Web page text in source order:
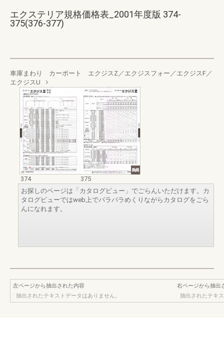
エクステリア規格価格表_2001年度版 374-
375(376-377)
車庫まわり カーポート エクジスZ／エクジスフォー／エクジスF／
エクジスU
374
375
お探しのページは「カタログビュー」でごらんいただけます。カ
タログビューではweb上でパラパラめくりながらカタログをごら
んになれます。
左ページから抽出された内容
抽出されたテキストデータはありません。
右ページから抽出
抽出されたテキ